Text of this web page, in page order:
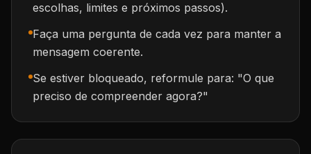
escolhas, limites e próximos passos).
Faça uma pergunta de cada vez para manter a
mensagem coerente.
Se estiver bloqueado, reformule para: "O que
preciso de compreender agora?"